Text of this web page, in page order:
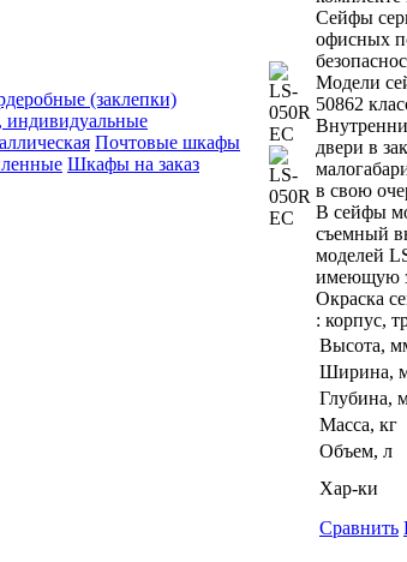
(заклепки)
индивидуальные
Почтовые шкафы
Шкафы на заказ
Сейфы
офисных
Модели
50862
двери в
в свою
В сейфы
съемный
моделей
имеющую
Окраска
: корпус,
Высота,
Ширина,
Глубина,
Масса, кг
Объем, л
Хар-ки
Сравнить